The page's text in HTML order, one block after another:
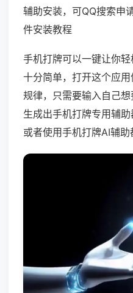
辅助安装，可QQ搜索
件安装教程
手机打牌可以一键让你
十分简单，打开这个应
规律，只需要输入自己
生成出手机打牌专用辅
或者使用手机打牌AI辅助